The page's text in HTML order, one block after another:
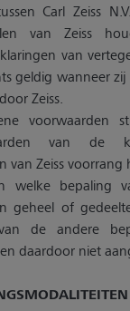
Carl Zeiss
van Zeiss
van
geldig wanneer
Zeiss.
voorwaarden
van de
van Zeiss voorrang
welke bepaling
geheel of
de andere
daardoor niet